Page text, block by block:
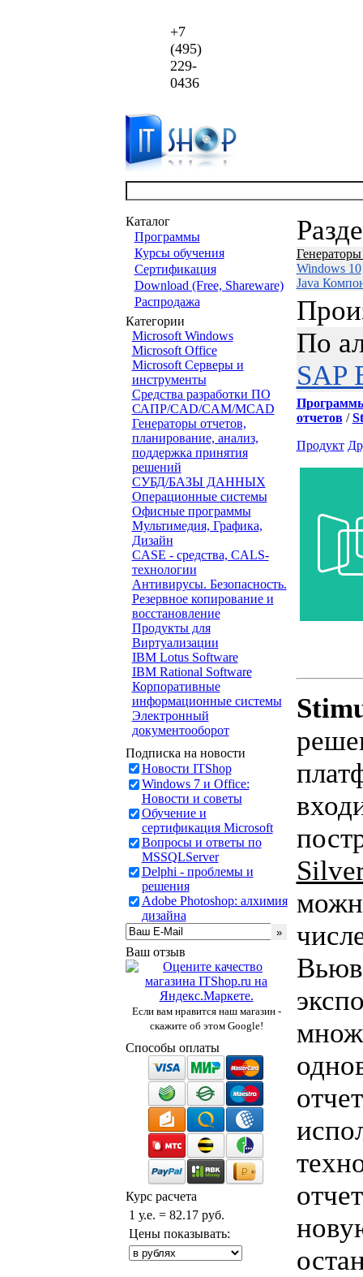
+7
(495)
229-
0436
Каталог
Программы
Курсы обучения
Сертификация
Download (Free, Shareware)
Распродажа
Категории
Microsoft Windows
Microsoft Office
Microsoft Серверы и
инструменты
Средства разработки ПО
САПР/CAD/CAM/MCAD
Генераторы отчетов,
планирование, анализ,
поддержка принятия
решений
СУБД/БАЗЫ ДАННЫХ
Операционные системы
Офисные программы
Мультимедия, Графика,
Дизайн
CASE - средства, CALS-
технологии
Антивирусы. Безопасность.
Резервное копирование и
восстановление
Продукты для
Виртуализации
IBM Lotus Software
IBM Rational Software
Корпоративные
информационные системы
Электронный
документооборот
Подписка на новости
Новости ITShop
Windows 7 и Office:
Новости и советы
Обучение и
сертификация Microsoft
Вопросы и ответы по
MSSQLServer
Delphi - проблемы и
решения
Adobe Photoshop: алхимия
дизайна
Ваш отзыв
Если вам нравится наш магазин -
скажите об этом Google!
Способы оплаты
Курс расчета
1 у.е. = 82.17 руб.
Цены показывать:
Генераторы
Windows 10
Java
По
SAP
отчетов/
Продукт